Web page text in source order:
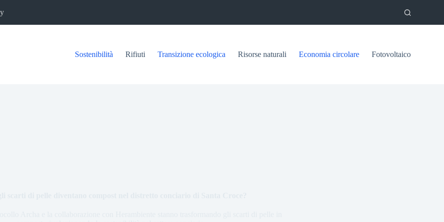
Sostenibilità Rifiuti Transizione ecologica Risorse naturali Economia circolare Fotovoltaico